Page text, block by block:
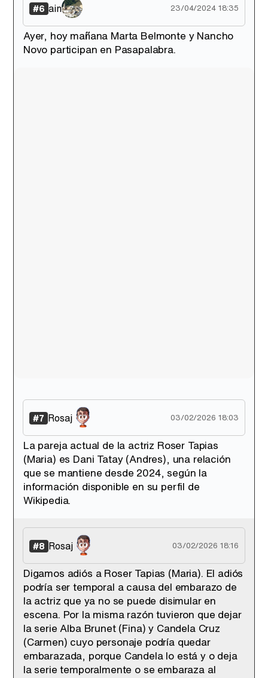
#6 ain 23/04/2024 18:35
Ayer, hoy mañana Marta Belmonte y Nancho
Novo participan en Pasapalabra.
#7 Rosaj 03/02/2026 18:03
La pareja actual de la actriz Roser Tapias
(Maria) es Dani Tatay (Andres), una relación
que se mantiene desde 2024, según la
información disponible en su perfil de
Wikipedia.
#8 Rosaj 03/02/2026 18:16
Digamos adiós a Roser Tapias (Maria). El adiós
podría ser temporal a causa del embarazo de
la actriz que ya no se puede disimular en
escena. Por la misma razón tuvieron que dejar
la serie Alba Brunet (Fina) y Candela Cruz
(Carmen) cuyo personaje podría quedar
embarazada, porque Candela lo está y o deja
la serie temporalmente o se embaraza al